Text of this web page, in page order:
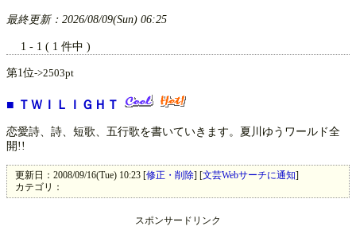
最終更新：2026/08/09(Sun) 06:25
1 - 1 ( 1 件中 )
第1位->2503pt
■ ＴＷＩＬＩＧＨＴ
恋愛詩、詩、短歌、五行歌を書いていきます。夏川ゆうワールド全
開!!
更新日：2008/09/16(Tue) 10:23 [修正・削除] [文芸Webサーチに通知]
カテゴリ：
スポンサードリンク